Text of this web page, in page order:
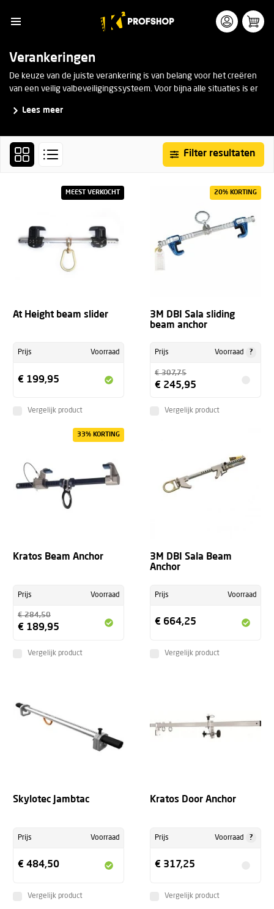
Verankeringen
De keuze van de juiste verankering is van belang voor het creëren
van een veilig valbeveiligingssysteem. Voor bijna alle situaties is er
(semi) permanente montage verankering en verankering voor
Lees meer
Filter resultaten
MEEST VERKOCHT
At Height beam slider
Prijs Voorraad
€ 199,95
Vergelijk product
20% KORTING
3M DBI Sala sliding
beam anchor
Prijs Voorraad ?
€ 307,75
€ 245,95
Vergelijk product
33% KORTING
Kratos Beam Anchor
Prijs Voorraad
€ 284,50
€ 189,95
Vergelijk product
3M DBI Sala Beam
Anchor
Prijs Voorraad
€ 664,25
Vergelijk product
Skylotec Jambtac
Prijs Voorraad
€ 484,50
Vergelijk product
Kratos Door Anchor
Prijs Voorraad ?
€ 317,25
Vergelijk product